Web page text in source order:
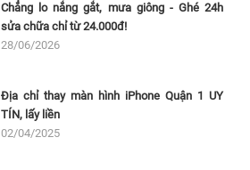
Chẳng lo nắng gắt, mưa giông - Ghé 24h
sửa chữa chỉ từ 24.000đ!
28/06/2026
Địa chỉ thay màn hình iPhone Quận 1 UY
TÍN, lấy liền
02/04/2025